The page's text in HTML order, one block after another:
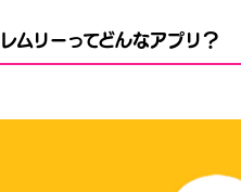
レムリーってどんなアプリ？